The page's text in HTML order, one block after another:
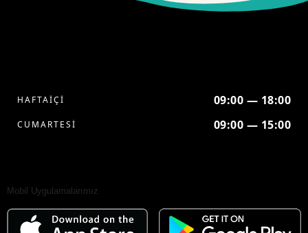
HAFTAİÇİ 09:00 — 18:00
CUMARTESİ 09:00 — 15:00
Mobil Uygulamalarımız